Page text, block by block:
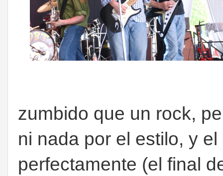
zumbido que un rock,
ni nada por el estilo, y
perfectamente (el final